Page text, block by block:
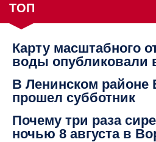
ТОП
Карту масштабного
воды опубликовали
В Ленинском районе
прошел субботник
Почему три раза
ночью 8 августа в